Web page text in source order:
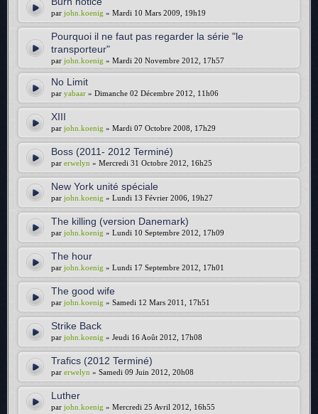
par john.koenig » Mardi 10 Mars 2009, 19h19
Pourquoi il ne faut pas regarder la série "le
transporteur"
par john.koenig » Mardi 20 Novembre 2012, 17h57
No Limit
par yabaar » Dimanche 02 Décembre 2012, 11h06
XIII
par john.koenig » Mardi 07 Octobre 2008, 17h29
Boss (2011- 2012 Terminé)
par erwelyn » Mercredi 31 Octobre 2012, 16h25
New York unité spéciale
par john.koenig » Lundi 13 Février 2006, 19h27
The killing (version Danemark)
par john.koenig » Lundi 10 Septembre 2012, 17h09
The hour
par john.koenig » Lundi 17 Septembre 2012, 17h01
The good wife
par john.koenig » Samedi 12 Mars 2011, 17h51
Strike Back
par john.koenig » Jeudi 16 Août 2012, 17h08
Trafics (2012 Terminé)
par erwelyn » Samedi 09 Juin 2012, 20h08
Luther
par john.koenig » Mercredi 25 Avril 2012, 16h55